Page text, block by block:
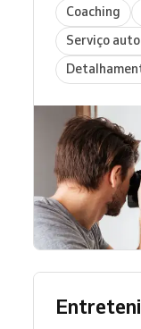
Coaching
Serviço